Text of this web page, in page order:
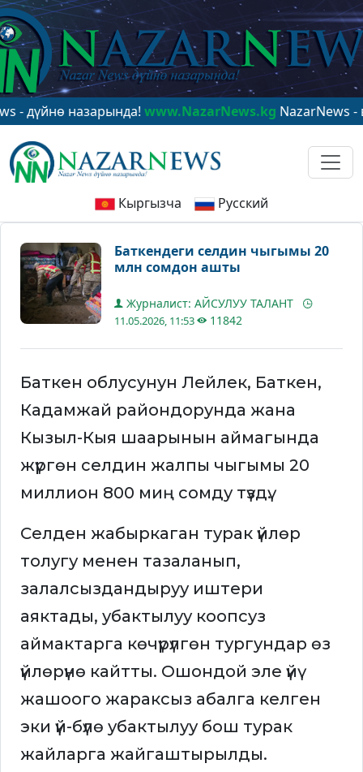
назарында!www.NazarNews.kgNazarNews - в
Кыргызча Русский
Баткендеги селдин чыгымы 20
млн сомдон ашты
Журналист: АЙСУЛУУ ТАЛАНТ
11.05.2026, 11:53 11842
Баткен облусунун Лейлек, Баткен,
Кадамжай райондорунда жана
Кызыл-Кыя шаарынын аймагында
жүргөн селдин жалпы чыгымы 20
миллион 800 миң сомду түздү.
Селден жабыркаган турак үйлөр
толугу менен тазаланып,
залалсыздандыруу иштери
аяктады, убактылуу коопсуз
аймактарга көчүрүлгөн тургундар өз
үйлөрүнө кайтты. Ошондой эле үйү
жашоого жараксыз абалга келген
эки үй-бүлө убактылуу бош турак
жайларга жайгаштырылды.